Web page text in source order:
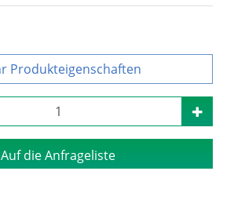
Produkteigenschaften
Auf die Anfrageliste